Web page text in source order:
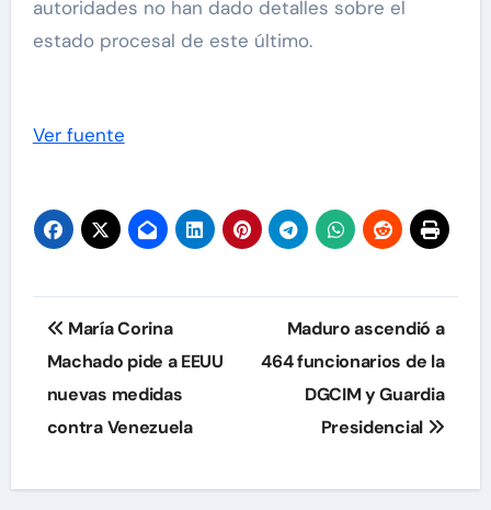
autoridades no han dado detalles sobre el
estado procesal de este último.
Ver fuente
Navegación
de
entradas
María Corina
Machado pide a EEUU
nuevas medidas
contra Venezuela
Maduro ascendió a
464 funcionarios de la
DGCIM y Guardia
Presidencial